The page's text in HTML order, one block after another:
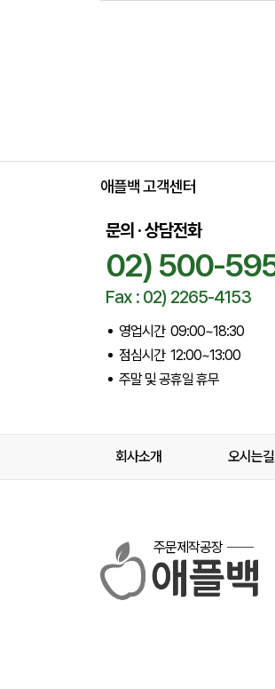
애플백 고객센터
문의 · 상담전화
02) 500-
Fax : 02) 2265-4153
영업시간 09:00~18:30
점심시간 12:00~13:00
주말 및 공휴일 휴무
회사소개 오시는길
주문제작공장